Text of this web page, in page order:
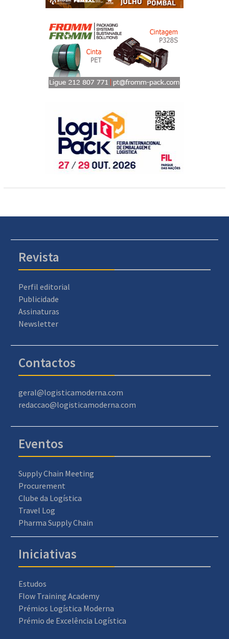
Revista
Perfil editorial
Publicidade
Assinaturas
Newsletter
Contactos
geral@logisticamoderna.com
redaccao@logisticamoderna.com
Eventos
Supply Chain Meeting
Procurement
Clube da Logística
Travel Log
Pharma Supply Chain
Iniciativas
Estudos
Flow Training Academy
Prémios Logística Moderna
Prémio de Excelência Logística